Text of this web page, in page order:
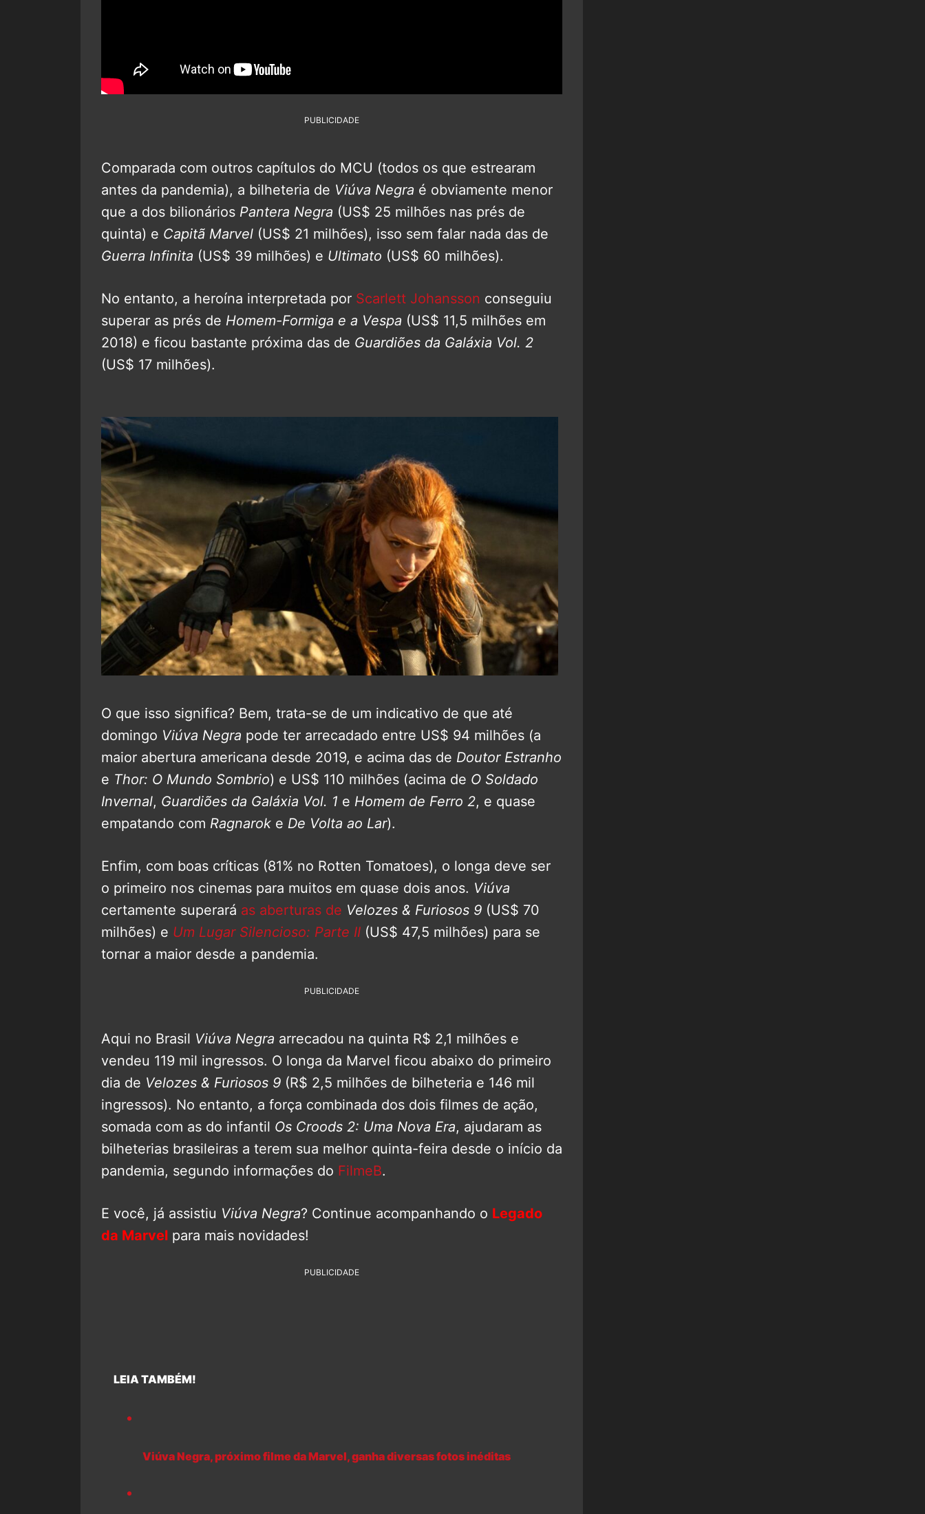
PUBLICIDADE
Comparada com outros capítulos do MCU (todos os que estrearam
antes da pandemia), a bilheteria de Viúva Negra é obviamente menor
que a dos bilionários Pantera Negra (US$ 25 milhões nas prés de
quinta) e Capitã Marvel (US$ 21 milhões), isso sem falar nada das de
Guerra Infinita (US$ 39 milhões) e Ultimato (US$ 60 milhões).
No entanto, a heroína interpretada por Scarlett Johansson conseguiu
superar as prés de Homem-Formiga e a Vespa (US$ 11,5 milhões em
2018) e ficou bastante próxima das de Guardiões da Galáxia Vol. 2
(US$ 17 milhões).
O que isso significa? Bem, trata-se de um indicativo de que até
domingo Viúva Negra pode ter arrecadado entre US$ 94 milhões (a
maior abertura americana desde 2019, e acima das de Doutor Estranho
e Thor: O Mundo Sombrio) e US$ 110 milhões (acima de O Soldado
Invernal, Guardiões da Galáxia Vol. 1 e Homem de Ferro 2, e quase
empatando com Ragnarok e De Volta ao Lar).
Enfim, com boas críticas (81% no Rotten Tomatoes), o longa deve ser
o primeiro nos cinemas para muitos em quase dois anos. Viúva
certamente superará as aberturas de Velozes & Furiosos 9 (US$ 70
milhões) e Um Lugar Silencioso: Parte II (US$ 47,5 milhões) para se
tornar a maior desde a pandemia.
PUBLICIDADE
Aqui no Brasil Viúva Negra arrecadou na quinta R$ 2,1 milhões e
vendeu 119 mil ingressos. O longa da Marvel ficou abaixo do primeiro
dia de Velozes & Furiosos 9 (R$ 2,5 milhões de bilheteria e 146 mil
ingressos). No entanto, a força combinada dos dois filmes de ação,
somada com as do infantil Os Croods 2: Uma Nova Era, ajudaram as
bilheterias brasileiras a terem sua melhor quinta-feira desde o início da
pandemia, segundo informações do FilmeB.
E você, já assistiu Viúva Negra? Continue acompanhando o Legado
da Marvel para mais novidades!
PUBLICIDADE
LEIA TAMBÉM!
Viúva Negra, próximo filme da Marvel, ganha diversas fotos inéditas